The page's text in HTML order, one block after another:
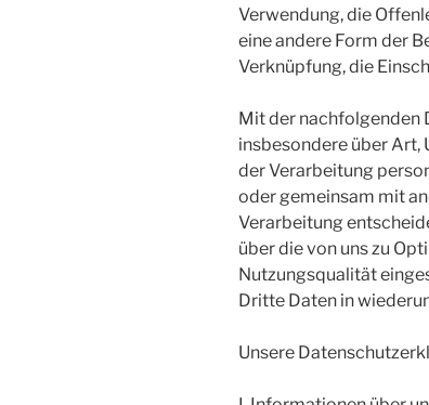
Verwendung, die
eine andere Form der
Verknüpfung, die
Mit der nachfolgenden
insbesondere über Art,
der Verarbeitung
oder gemeinsam mit
Verarbeitung
über die von uns zu
Nutzungsqualität
Dritte Daten in
Unsere